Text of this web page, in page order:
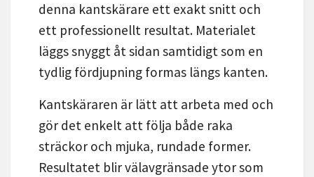
denna kantskärare ett exakt snitt och
ett professionellt resultat. Materialet
läggs snyggt åt sidan samtidigt som en
tydlig fördjupning formas längs kanten.
Kantskäraren är lätt att arbeta med och
gör det enkelt att följa både raka
sträckor och mjuka, rundade former.
Resultatet blir välavgränsade ytor som